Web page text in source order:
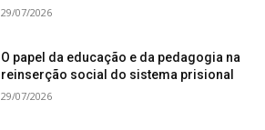
29/07/2026
O papel da educação e da pedagogia na
reinserção social do sistema prisional
29/07/2026